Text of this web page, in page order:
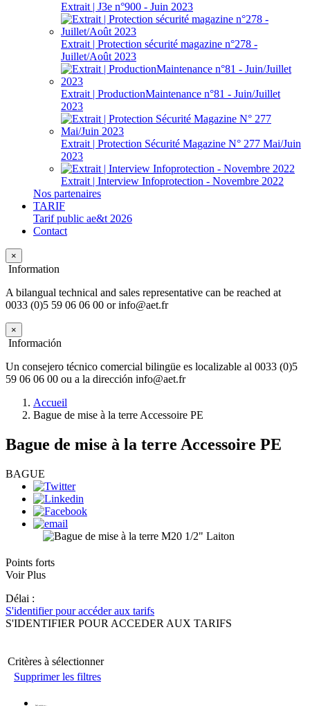
Extrait | J3e n°900 - Juin 2023
Extrait | Protection sécurité magazine n°278 -
Juillet/Août 2023
Extrait | ProductionMaintenance n°81 - Juin/Juillet
2023
Extrait | Protection Sécurité Magazine N° 277 Mai/Juin
2023
Extrait | Interview Infoprotection - Novembre 2022
Nos partenaires
TARIF
Tarif public ae&t 2026
Contact
×
Information
A bilangual technical and sales representative can be reached at
0033 (0)5 59 06 06 00 or info@aet.fr
×
Información
Un consejero técnico comercial bilingüe es localizable al 0033 (0)5
59 06 06 00 ou a la dirección info@aet.fr
Accueil
Bague de mise à la terre Accessoire PE
Bague de mise à la terre Accessoire PE
BAGUE
Points forts
Voir Plus
Délai :
S'identifier pour accéder aux tarifs
S'IDENTIFIER POUR ACCEDER AUX TARIFS
Critères à sélectionner
Supprimer les filtres